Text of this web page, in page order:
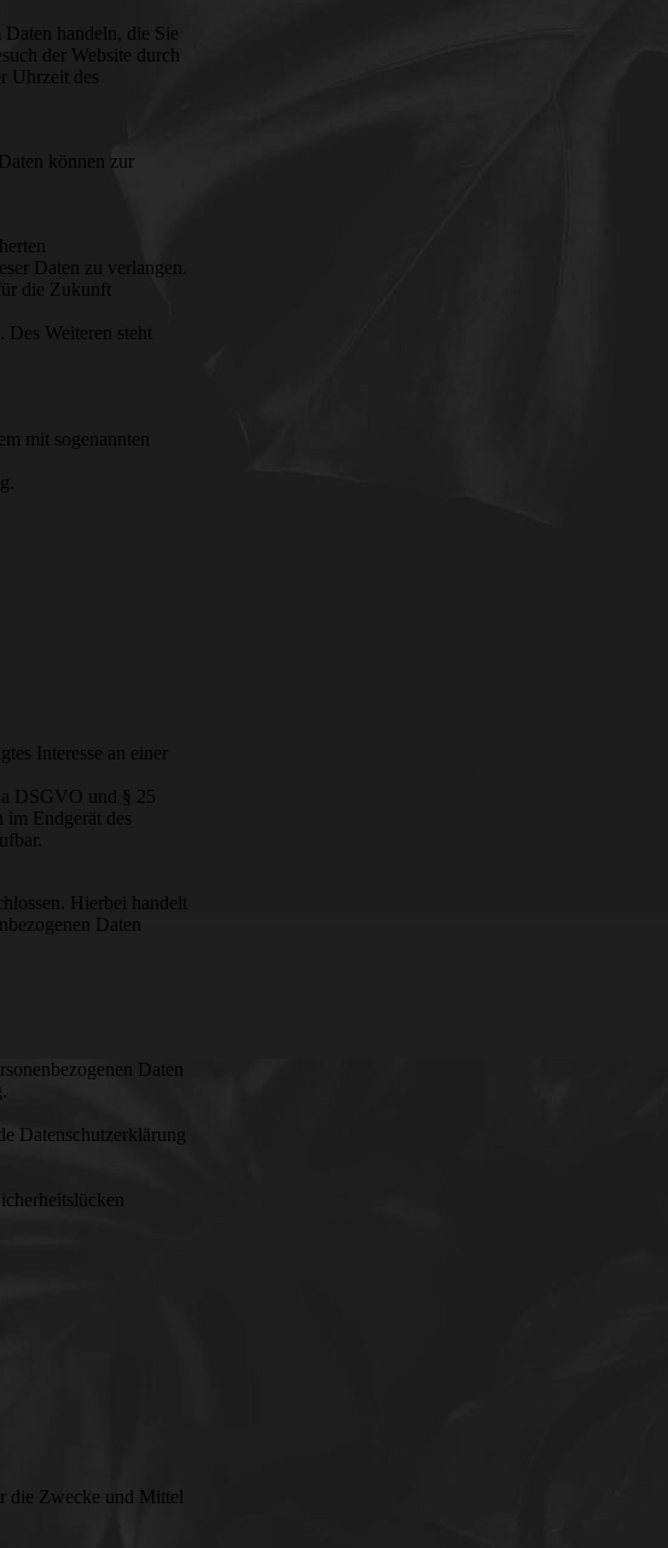
handeln, die Sie
der Website durch
Uhrzeit des
können zur
Daten zu verlangen.
die Zukunft
Des Weiteren steht
mit sogenannten
Interesse an einer
DSGVO und § 25
Endgerät des
Hierbei handelt
Daten
Daten
Datenschutzerklärung
die Zwecke und Mittel